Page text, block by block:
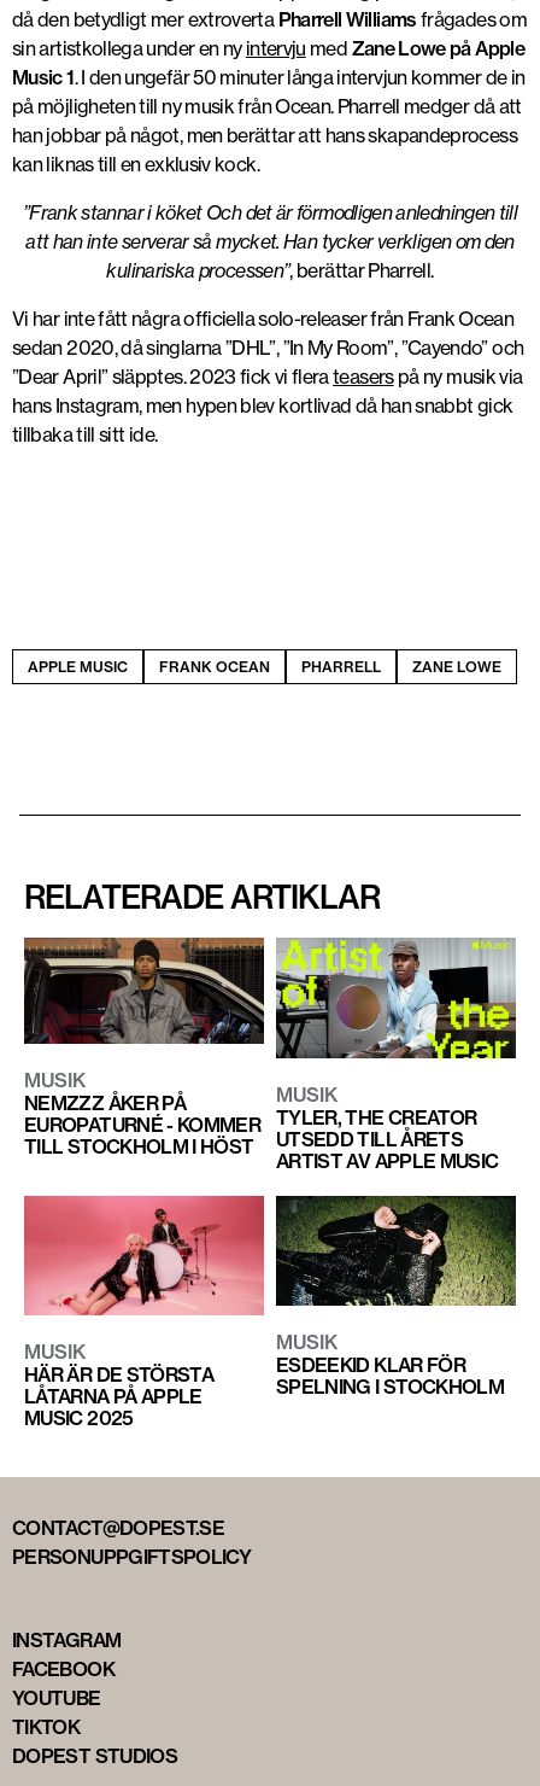
då den betydligt mer extroverta Pharrell Williams frågades om
sin artistkollega under en ny intervju med Zane Lowe på Apple
Music 1. I den ungefär 50 minuter långa intervjun kommer de in
på möjligheten till ny musik från Ocean. Pharrell medger då att
han jobbar på något, men berättar att hans skapandeprocess
kan liknas till en exklusiv kock.
”Frank stannar i köket Och det är förmodligen anledningen till
att han inte serverar så mycket. Han tycker verkligen om den
kulinariska processen”, berättar Pharrell.
Vi har inte fått några officiella solo-releaser från Frank Ocean
sedan 2020, då singlarna ”DHL”, ”In My Room”, ”Cayendo” och
”Dear April” släpptes. 2023 fick vi flerateaserspå ny musik via
hans Instagram, men hypen blev kortlivad då han snabbt gick
tillbaka till sitt ide.
APPLE MUSIC FRANK OCEAN PHARRELL ZANE LOWE
RELATERADE ARTIKLAR
MUSIK
NEMZZZ ÅKER PÅ
EUROPATURNÉ - KOMMER
TILL STOCKHOLM I HÖST
MUSIK
TYLER, THE CREATOR
UTSEDD TILL ÅRETS
ARTIST AV APPLE MUSIC
MUSIK
HÄR ÄR DE STÖRSTA
LÅTARNA PÅ APPLE
MUSIC 2025
MUSIK
ESDEEKID KLAR FÖR
SPELNING I STOCKHOLM
CONTACT@DOPEST.SE
PERSONUPPGIFTSPOLICY
INSTAGRAM
FACEBOOK
YOUTUBE
TIKTOK
DOPEST STUDIOS